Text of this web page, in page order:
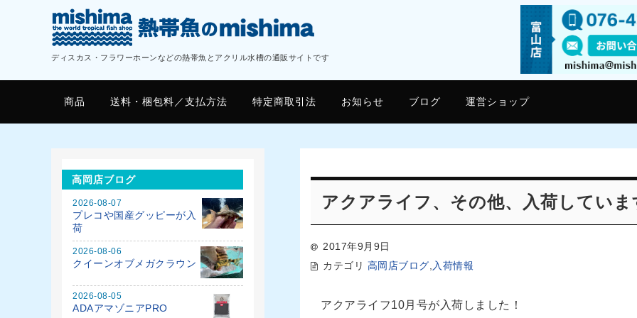
ディスカス・フラワーホーンなどの熱帯魚とアクリル水槽の通販サイトです
商品 送料・梱包料／支払方法 特定商取引法 お知らせ ブログ 運営ショップ
アクアライフ、その他、入荷していま
2017年9月9日
カテゴリ 高岡店ブログ 入荷情報
アクアライフ10月号が入荷しました！
高岡店ブログ
2026-08-07
プレコや国産グッピーが入
荷
2026-08-06
クイーンオブメガクラウン
2026-08-05
ADAアマゾニアPRO